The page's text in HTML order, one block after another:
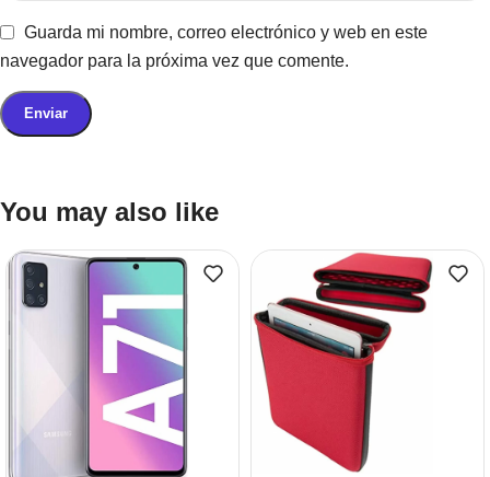
Guarda mi nombre, correo electrónico y web en este
navegador para la próxima vez que comente.
You may also like